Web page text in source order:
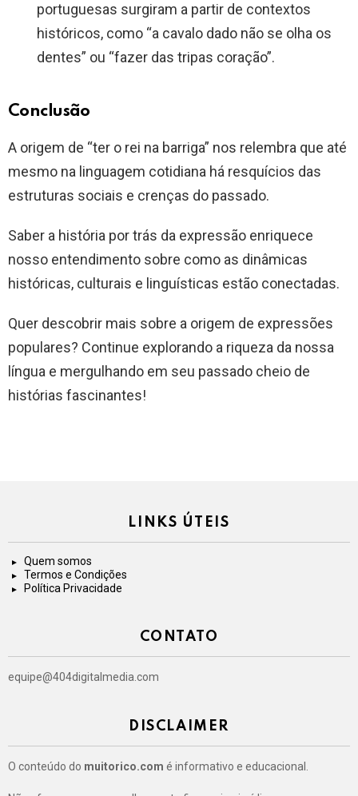
portuguesas surgiram a partir de contextos
históricos, como “a cavalo dado não se olha os
dentes” ou “fazer das tripas coração”.
Conclusão
A origem de “ter o rei na barriga” nos relembra que até
mesmo na linguagem cotidiana há resquícios das
estruturas sociais e crenças do passado.
Saber a história por trás da expressão enriquece
nosso entendimento sobre como as dinâmicas
históricas, culturais e linguísticas estão conectadas.
Quer descobrir mais sobre a origem de expressões
populares? Continue explorando a riqueza da nossa
língua e mergulhando em seu passado cheio de
histórias fascinantes!
LINKS ÚTEIS
Quem somos
Termos e Condições
Política Privacidade
CONTATO
equipe@404digitalmedia.com
DISCLAIMER
O conteúdo do muitorico.com é informativo e educacional.